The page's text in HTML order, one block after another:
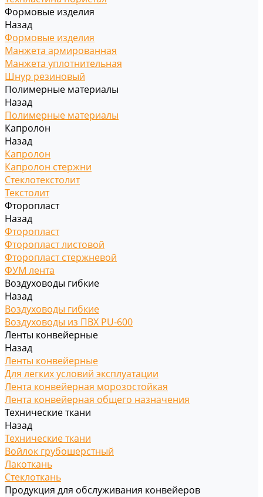
Формовые изделия
Назад
Формовые изделия
Манжета армированная
Манжета уплотнительная
Шнур резиновый
Полимерные материалы
Назад
Полимерные материалы
Капролон
Назад
Капролон
Капролон стержни
Стеклотекстолит
Текстолит
Фторопласт
Назад
Фторопласт
Фторопласт листовой
Фторопласт стержневой
ФУМ лента
Воздуховоды гибкие
Назад
Воздуховоды гибкие
Воздуховоды из ПВХ PU-600
Ленты конвейерные
Назад
Ленты конвейерные
Для легких условий эксплуатации
Лента конвейерная морозостойкая
Лента конвейерная общего назначения
Технические ткани
Назад
Технические ткани
Войлок грубошерстный
Лакоткань
Стеклоткань
Продукция для обслуживания конвейеров